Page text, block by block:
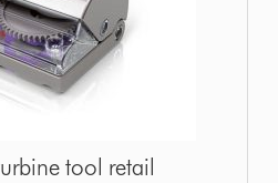
tool retail